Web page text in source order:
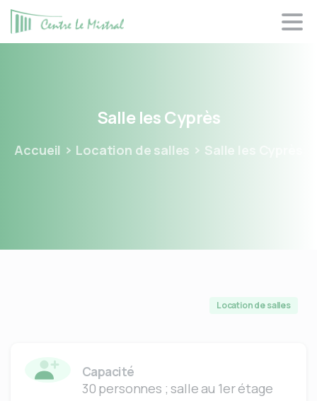
Salle lesCyprès
Accueil Location de salles Salle les Cyprès
Location de salles
Capacité
30 personnes ; salle au 1er étage
Panneau de gestion des cookies